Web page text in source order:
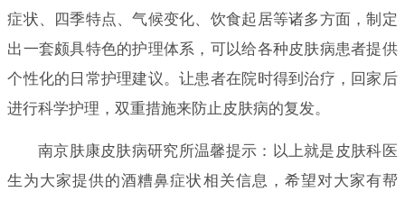
症状、四季特点、气候变化、饮食起居等诸多方面，制定
出一套颇具特色的护理体系，可以给各种皮肤病患者提供
个性化的日常护理建议。让患者在院时得到治疗，回家后
进行科学护理，双重措施来防止皮肤病的复发。
南京肤康皮肤病研究所温馨提示：以上就是皮肤科医
生为大家提供的酒糟鼻症状相关信息，希望对大家有帮